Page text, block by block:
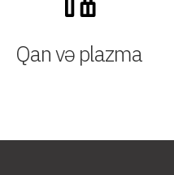
Qan və plazma